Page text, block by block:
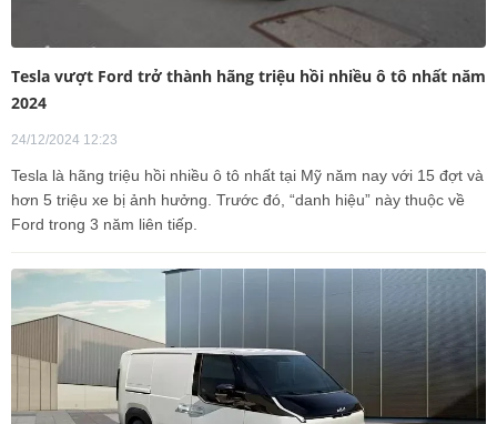
Tesla vượt Ford trở thành hãng triệu hồi nhiều ô tô nhất năm
2024
24/12/2024 12:23
Tesla là hãng triệu hồi nhiều ô tô nhất tại Mỹ năm nay với 15 đợt và
hơn 5 triệu xe bị ảnh hưởng. Trước đó, “danh hiệu” này thuộc về
Ford trong 3 năm liên tiếp.